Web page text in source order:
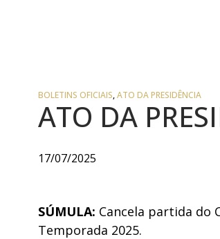
BOLETINS OFICIAIS,ATO DA PRESIDÊNCIA
ATO DA
17/07/2025
SÚMULA: Cancela partida do
Temporada 2025.